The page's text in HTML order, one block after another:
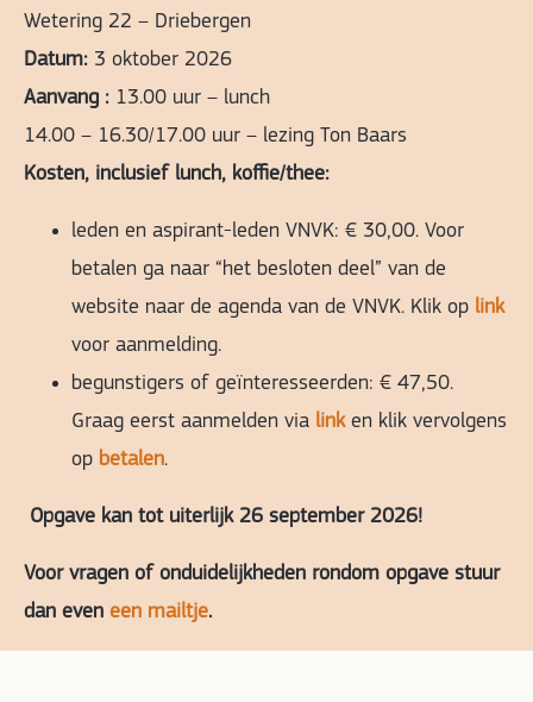
Wetering 22 – Driebergen
Datum: 3 oktober 2026
Aanvang : 13.00 uur – lunch
14.00 – 16.30/17.00 uur – lezing Ton Baars
Kosten, inclusief lunch, koffie/thee:
leden en aspirant-leden VNVK: € 30,00. Voor
betalen ga naar “het besloten deel” van de
website naar de agenda van de VNVK. Klik op link
voor aanmelding.
begunstigers of geïnteresseerden: € 47,50.
Graag eerst aanmelden via link en klik vervolgens
op betalen.
Opgave kan tot uiterlijk 26 september 2026!
Voor vragen of onduidelijkheden rondom opgave stuur
dan even een mailtje.